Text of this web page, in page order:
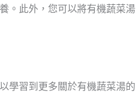
。此外，您可以將有機蔬菜湯
學習到更多關於有機蔬菜湯的